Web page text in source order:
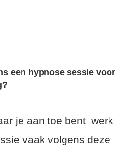
een hypnose sessie voor
je aan toe bent, werk
vaak volgens deze